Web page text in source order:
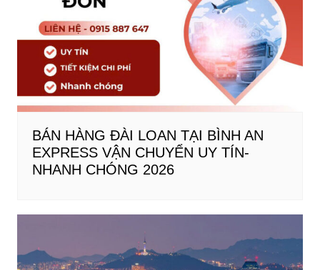
BÁN HÀNG ĐÀI LOAN TẠI BÌNH AN
EXPRESS VẬN CHUYỂN UY TÍN-
NHANH CHÓNG 2026